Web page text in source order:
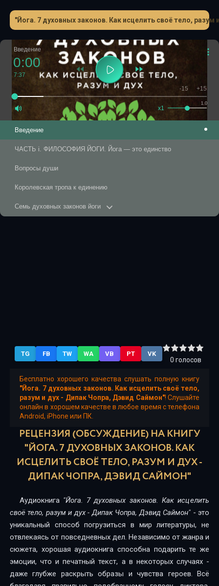
"Йога. 7 духовных законов. Как исцелить своё тело,
Введение
0:00
7:37
1.0
x1
-15 +15
Введение
ЧАСТЬ i. ФИЛОСОФИЯ ЙОГИ. Йога — это единство
Вопросы души
Королевская тропа к единению
Семь духовных законов йоги
TG FB TW WA VB PT VK
0 голосов
Бесплатно хорошего качества слушать полную книгу
"Йога. 7 духовных законов. Как исцелить своё тело,
разум и дух - Дипак Чопра, Дэвид Саймон"! Слушайте
онлайн в хорошем качестве в любое время с телефона
Android, iPhone или ПК.
РЕЦЕНЗИЯ (ОБСУЖДЕНИЕ) НА КНИГУ
"ЙОГА. 7 ДУХОВНЫХ ЗАКОНОВ. КАК
ИСЦЕЛИТЬ СВОЁ ТЕЛО, РАЗУМ И ДУХ -
ДИПАК ЧОПРА, ДЭВИД САЙМОН"
Аудиокнига "Йога. 7 духовных законов. Как исцелить
своё тело, разум и дух - Дипак Чопра, Дэвид Саймон" - это
уникальный способ погрузиться в мир литературы, не
отвлекаясь от повседневных дел. Независимо от жанра и
сюжета, хорошая аудиокнига способна подарить те же
эмоции, что и печатный текст, а в некоторых случаях -
даже глубже раскрыть образы и чувства героев. Всё